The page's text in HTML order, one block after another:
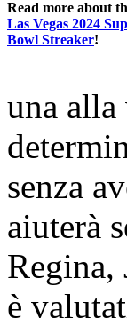
Read more about
Las Vegas 2024
Bowl Streaker!
una
senza
aiuterà
Regina,
è